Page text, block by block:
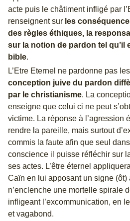
acte puis le châtiment infligé par
renseignent sur les
des règles éthiques, la
sur la notion de pardon tel qu’il
bible.
L’Etre Eternel ne pardonne pas
conception juive du pardon
par le christianisme. La
enseigne que celui ci ne peut
victime. La réponse à l’agression
rendre la pareille, mais surtout
commis la faute afin que seul
conscience il puisse réfléchir sur
ses actes. L’être éternel
Caïn en lui apposant un signe (ôt)
n’enclenche une mortelle spirale
infligeant l’excommunication, en
et vagabond.